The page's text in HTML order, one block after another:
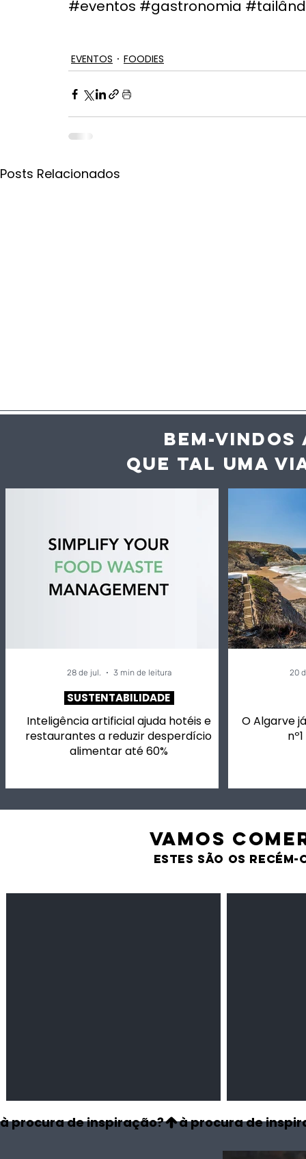
#eventos #gastronomia
EVENTOS FOODIES
Posts Relacionados
Alivetaste. Este evento
vai ter chefs a cozinhar
para si, mais de 50
vinhos em prova e
UE
que
BEM-VINDOS
QUE TAL UMA
Inteligência artificial ajuda hotéis e
restaurantes a reduzir desperdício
alimentar até 60%
SUSTENTABILIDADE
28 de jul. 3 min de leitura
O Algarve
20
VAMOS
estes são os recém-
à procura de inspiração?